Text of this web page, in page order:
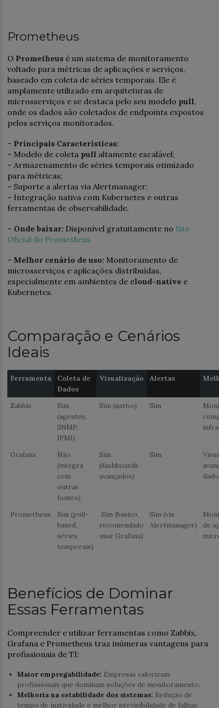
Prometheus
O Prometheus é um sistema de monitoramento
voltado para métricas de aplicações e serviços,
baseado em coleta de séries temporais. Ele é
amplamente utilizado em arquiteturas de
microsserviços e se destaca pelo seu modelo pull,
onde os dados são coletados de endpoints expostos
pelos serviços monitorados.
– Principais Características:
– Modelo de coleta pull altamente escalável;
– Armazenamento de séries temporais otimizado
para métricas;
– Suporte a alertas via Alertmanager;
– Integração nativa com Kubernetes e outras
ferramentas de observabilidade.
– Onde baixar: Disponível gratuitamente no Site
Oficial do Prometheus
– Melhor cenário de uso: Monitoramento de
microsserviços e aplicações distribuídas,
especialmente em ambientes de cloud-native e
Kubernetes.
Comparação e Cenários
Ideais
Ferramenta
Coleta de
Dados
Visualização Alertas
Zabbix
Sim
(agentes,
SNMP,
IPMI)
Sim (nativo) Sim
Grafana
Não
(integra
com
outras
fontes)
Sim
(dashboards
avançados)
Sim
Prometheus
Sim (pull-
based,
séries
temporais)
Sim (básico,
recomendado
usar Grafana)
Sim (via
Alertmanager)
de
Benefícios de Dominar
Essas Ferramentas
Compreender e utilizar ferramentas como Zabbix,
Grafana e Prometheus traz inúmeras vantagens para
profissionais de TI:
Maior empregabilidade: Empresas valorizam
profissionais que dominam soluções de monitoramento;
Melhoria na estabilidade dos sistemas: Redução de
tempo de inatividade e melhor previsibilidade de falhas;